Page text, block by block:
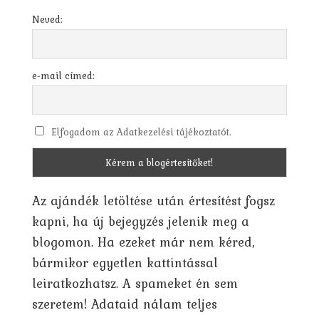
Neved:
e-mail címed:
Elfogadom az Adatkezelési tájékoztatót.
Az ajándék letöltése után értesítést fogsz
kapni, ha új bejegyzés jelenik meg a
blogomon. Ha ezeket már nem kéred,
bármikor egyetlen kattintással
leiratkozhatsz. A spameket én sem
szeretem! Adataid nálam teljes